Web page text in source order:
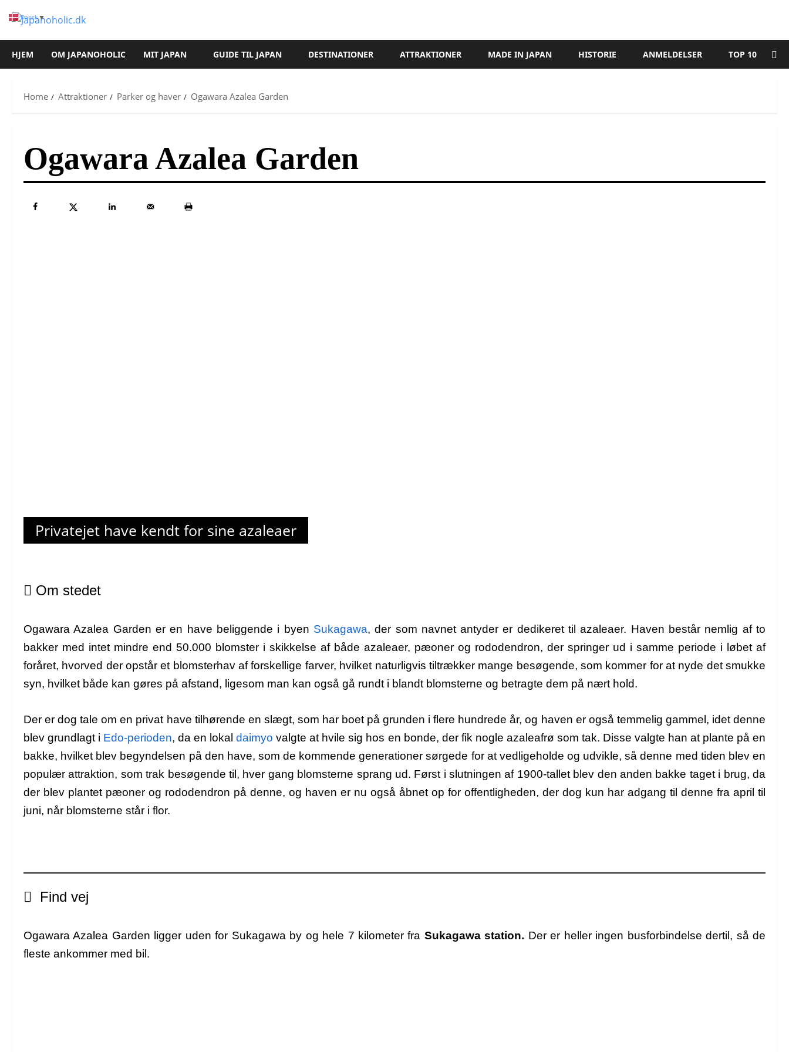
content
HJEM OM JAPANOHOLIC MIT JAPAN GUIDE TIL JAPAN DESTINATIONER ATTRAKTIONER MADE IN JAPAN HISTORIE ANMELDELSER TOP 10
Home Attraktioner Parker og haver Ogawara Azalea Garden
Ogawara Azalea Garden
Privatejet have kendt for sine azaleaer
Om stedet
Ogawara Azalea Garden er en have beliggende i byen Sukagawa, der som navnet antyder er dedikeret til azaleaer. Haven består nemlig af to
bakker med intet mindre end 50.000 blomster i skikkelse af både azaleaer, pæoner og rododendron, der springer ud i samme periode i løbet af
foråret, hvorved der opstår et blomsterhav af forskellige farver, hvilket naturligvis tiltrækker mange besøgende, som kommer for at nyde det smukke
syn, hvilket både kan gøres på afstand, ligesom man kan også gå rundt i blandt blomsterne og betragte dem på nært hold.
Der er dog tale om en privat have tilhørende en slægt, som har boet på grunden i flere hundrede år, og haven er også temmelig gammel, idet denne
blev grundlagt i Edo-perioden, da en lokaldaimyo valgte at hvile sig hos en bonde, der fik nogle azaleafrø som tak. Disse valgte han at plante på en
bakke, hvilket blev begyndelsen på den have, som de kommende generationer sørgede for at vedligeholde og udvikle, så denne med tiden blev en
populær attraktion, som trak besøgende til, hver gang blomsterne sprang ud. Først i slutningen af 1900-tallet blev den anden bakke taget i brug, da
der blev plantet pæoner og rododendron på denne, og haven er nu også åbnet op for offentligheden, der dog kun har adgang til denne fra april til
juni, når blomsterne står i flor.
Find vej
Ogawara Azalea Garden ligger uden for Sukagawa by og hele 7 kilometer fra Sukagawa station. Der er heller ingen busforbindelse dertil, så de
fleste ankommer med bil.
Dansk ▼